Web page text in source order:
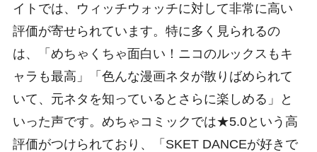
イトでは、ウィッチウォッチに対して非常に高い
評価が寄せられています。特に多く見られるの
は、「めちゃくちゃ面白い！ニコのルックスもキ
ャラも最高」「色んな漫画ネタが散りばめられて
いて、元ネタを知っているとさらに楽しめる」と
いった声です。めちゃコミックでは★5.0という高
評価がつけられており、「SKET DANCEが好きで